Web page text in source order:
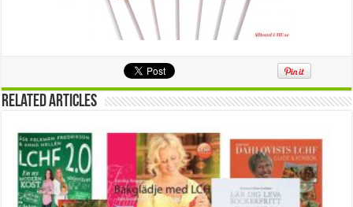
Related Articles